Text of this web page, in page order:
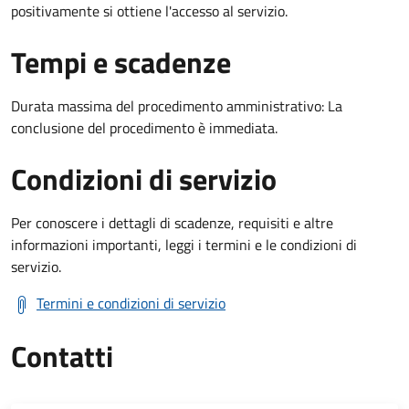
positivamente si ottiene l'accesso al servizio.
Tempi e scadenze
Durata massima del procedimento amministrativo: La
conclusione del procedimento è immediata.
Condizioni di servizio
Per conoscere i dettagli di scadenze, requisiti e altre
informazioni importanti, leggi i termini e le condizioni di
servizio.
Termini e condizioni di servizio
Contatti